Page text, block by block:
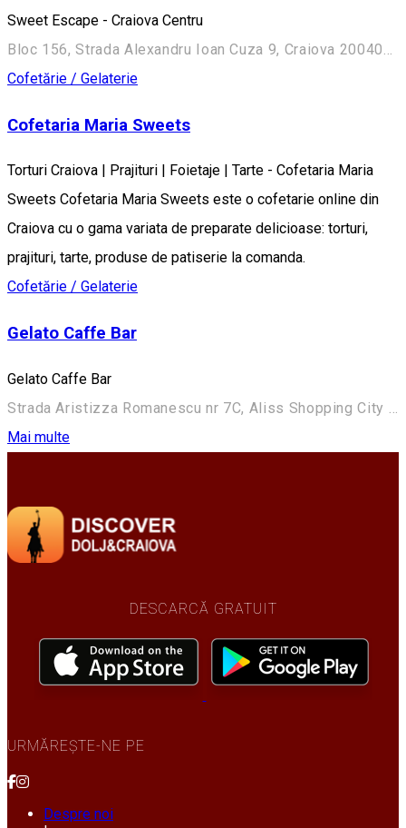
Sweet Escape - Craiova Centru
Bloc 156, Strada Alexandru Ioan Cuza 9, Craiova 200402, Romania
Cofetărie / Gelaterie
Cofetaria Maria Sweets
Torturi Craiova | Prajituri | Foietaje | Tarte - Cofetaria Maria
Sweets Cofetaria Maria Sweets este o cofetarie online din
Craiova cu o gama variata de preparate delicioase: torturi,
prajituri, tarte, produse de patiserie la comanda.
Cofetărie / Gelaterie
Gelato Caffe Bar
Gelato Caffe Bar
Mai multe
DESCARCĂ GRATUIT
URMĂREȘTE-NE PE
Despre noi